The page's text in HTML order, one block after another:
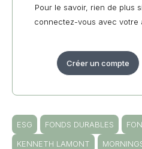
Pour le savoir, rien de plus
connectez-vous avec votre
Créer un compte
ESG FONDS DURABLES
KENNETH LAMONT